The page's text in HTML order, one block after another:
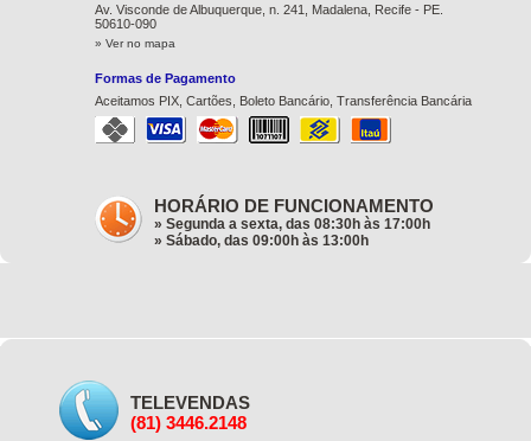
Av. Visconde de Albuquerque, n. 241, Madalena, Recife - PE.
50610-090
» Ver no mapa
Formas de Pagamento
Aceitamos PIX, Cartões, Boleto Bancário, Transferência Bancária
HORÁRIO DE FUNCIONAMENTO
» Segunda a sexta, das 08:30h às 17:00h
» Sábado, das 09:00h às 13:00h
TELEVENDAS
(81) 3446.2148